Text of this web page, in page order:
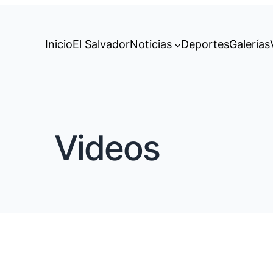
InicioEl SalvadorNoticias DeportesGalerías
Videos